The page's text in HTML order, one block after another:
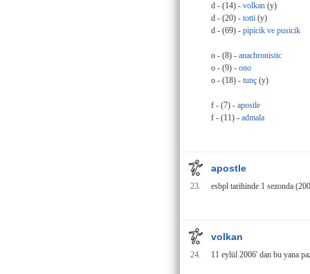
d - (14) - volkan (y)
d - (20) - totti (y)
d - (69) - pipicik ve pusicik
o - (8) - anachronistic
o - (9) - ono
o - (18) - tunç (y)
f - (7) - apostle
f - (11) - admala
apostle
23. esbpl tarihinde 1 sezonda
volkan
24. 11 eylül 2006' dan bu yana